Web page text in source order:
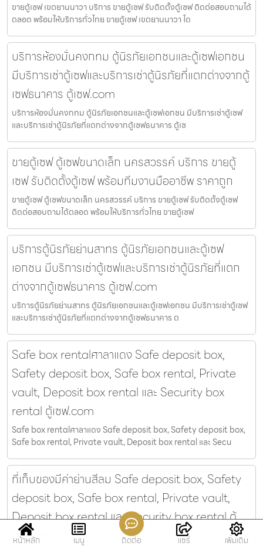
ขายตู้เซฟ เขตยานนาวา บริการ ขายตู้เซฟ รับติดตั้งตู้เซฟ ติดต่อสอบถามได้
ตลอด พร้อมให้บริการทั่วไทย ขายตู้เซฟ เขตยานนาวา โด
บริการห้องมั่นคงกทม ตู้นิรภัยเอกชนและตู้เซฟเอกชน
มีบริการเช่าตู้เซฟและบริการเช่าตู้นิรภัยที่แตกต่างจากตู้
เซฟธนาคาร ตู้เซฟ.com
บริการห้องมั่นคงกทม ตู้นิรภัยเอกชนและตู้เซฟเอกชน มีบริการเช่าตู้เซฟ
และบริการเช่าตู้นิรภัยที่แตกต่างจากตู้เซฟธนาคาร ตู้เซ
ขายตู้เซฟ ตู้เซฟขนาดเล็ก นครสวรรค์ บริการ ขายตู้
เซฟ รับติดตั้งตู้เซฟ พร้อมทีมงานมืออาชีพ ราคาถูก
ขายตู้เซฟ ตู้เซฟขนาดเล็ก นครสวรรค์ บริการ ขายตู้เซฟ รับติดตั้งตู้เซฟ
ติดต่อสอบถามได้ตลอด พร้อมให้บริการทั่วไทย ขายตู้เซฟ
บริการตู้นิรภัยย่านสาทร ตู้นิรภัยเอกชนและตู้เซฟ
เอกชน มีบริการเช่าตู้เซฟและบริการเช่าตู้นิรภัยที่แตก
ต่างจากตู้เซฟธนาคาร ตู้เซฟ.com
บริการตู้นิรภัยย่านสาทร ตู้นิรภัยเอกชนและตู้เซฟเอกชน มีบริการเช่าตู้เซฟ
และบริการเช่าตู้นิรภัยที่แตกต่างจากตู้เซฟธนาคาร ต
Safe box rentalศาลาแดง Safe deposit box,
Safety deposit box, Safe box rental, Private
vault, Deposit box rental และ Security box
rental ตู้เซฟ.com
Safe box rentalศาลาแดง Safe deposit box, Safety deposit box,
Safe box rental, Private vault, Deposit box rental และ Secu
ที่เก็บของมีค่าย่านสีลม Safe deposit box, Safety
deposit box, Safe box rental, Private vault,
Deposit box rental และ Security box rental ตู้
เซฟ.com
หน้าหลัก เมนู ติดต่อ แชร์ เพิ่มเติม